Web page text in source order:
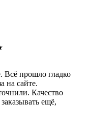
Всё прошло гладко
на сайте.
Качество
ещё,